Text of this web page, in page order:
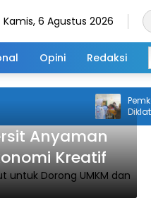
Kamis, 6 Agustus 2026
Opini Redaksi
Diklat
Anyaman
Kreatif